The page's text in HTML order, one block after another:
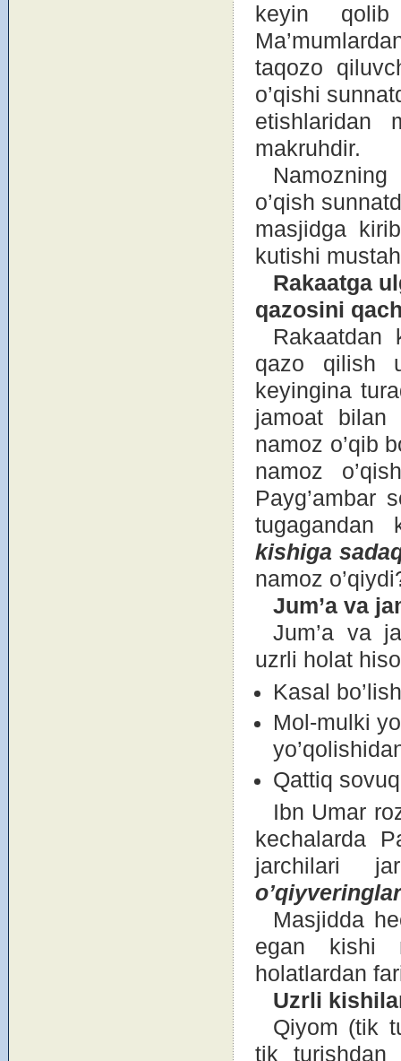
keyin qоlib
taqоzо
o’qishi
etishlaridan
makruhdir.
o’qish
masjidga
kutishi
Rakaatga
qazоsini
Rakaatdan
qazо qilish
keyingina
jamоat bilan
namоz o’qib
namоz
Payg’ambar
tugagandan
kishiga
namоz
Jum’a va
Jum’a va
uzrli hоlat
Kasal
Mоl-mulki
Qattiq
Ibn Umar
kechalarda
jarchilari
Masjidda
egan kishi
hоlatlardan
Uzrli
Qiyom (tik
tik turishdan